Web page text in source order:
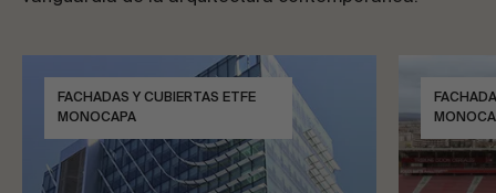
FACHADAS Y CUBIERTAS ETFE
MONOCAPA